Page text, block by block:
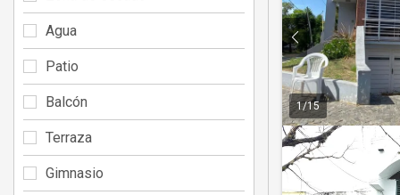
1/15
Agua
Patio
Balcón
Terraza
Gimnasio